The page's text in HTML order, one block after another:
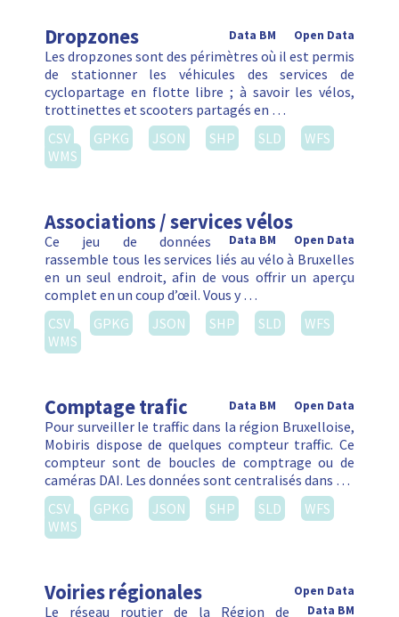
Dropzones Open Data
Data BM
Les dropzones sont des périmètres où il est permis
de stationner les véhicules des services de
cyclopartage en flotte libre ; à savoir les vélos,
trottinettes et scooters partagés en …
CSV
GPKG JSON SHP SLD
WFS
WMS
Associations / services vélos
Open Data
Data BM
Ce jeu de données
rassemble tous les services liés au vélo à Bruxelles
en un seul endroit, afin de vous offrir un aperçu
complet en un coup d’œil. Vous y …
CSV
GPKG JSON SHP SLD
WFS
WMS
Comptage trafic Open Data
Data BM
Pour surveiller le traffic dans la région Bruxelloise,
Mobiris dispose de quelques compteur traffic. Ce
compteur sont de boucles de comptrage ou de
caméras DAI. Les données sont centralisés dans …
CSV
GPKG JSON SHP SLD
WFS
WMS
Voiries régionales
Open Data
Data BM
Le réseau routier de la Région de